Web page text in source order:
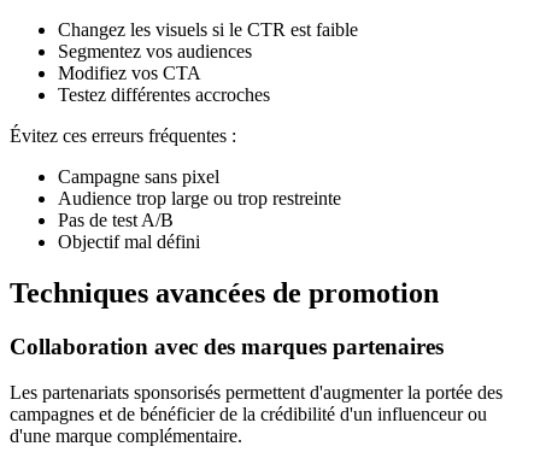
Changez les visuels si le CTR est faible
Segmentez vos audiences
Modifiez vos CTA
Testez différentes accroches
Évitez ces erreurs fréquentes :
Campagne sans pixel
Audience trop large ou trop restreinte
Pas de test A/B
Objectif mal défini
Techniques avancées de promotion
Collaboration avec des marques partenaires
Les partenariats sponsorisés permettent d'augmenter la portée des
campagnes et de bénéficier de la crédibilité d'un influenceur ou
d'une marque complémentaire.